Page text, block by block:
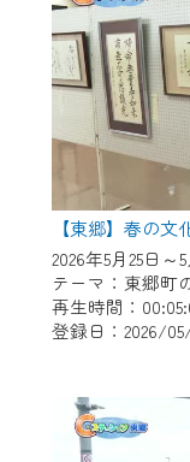
【東郷】春の
2026年5月25日～
テーマ：東郷町
再生時間：
登録日：2026/